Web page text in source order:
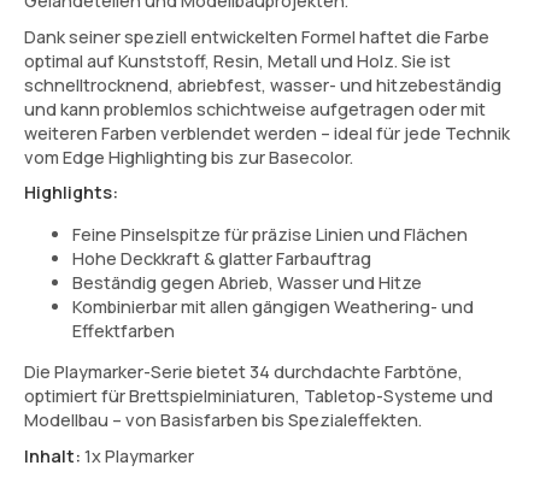
Dank seiner speziell entwickelten Formel haftet die Farbe
optimal auf Kunststoff, Resin, Metall und Holz. Sie ist
schnelltrocknend, abriebfest, wasser- und hitzebeständig
und kann problemlos schichtweise aufgetragen oder mit
weiteren Farben verblendet werden – ideal für jede Technik
vom Edge Highlighting bis zur Basecolor.
Highlights:
Feine Pinselspitze für präzise Linien und Flächen
Hohe Deckkraft & glatter Farbauftrag
Beständig gegen Abrieb, Wasser und Hitze
Kombinierbar mit allen gängigen Weathering- und
Effektfarben
Die Playmarker-Serie bietet 34 durchdachte Farbtöne,
optimiert für Brettspielminiaturen, Tabletop-Systeme und
Modellbau – von Basisfarben bis Spezialeffekten.
Inhalt: 1x Playmarker